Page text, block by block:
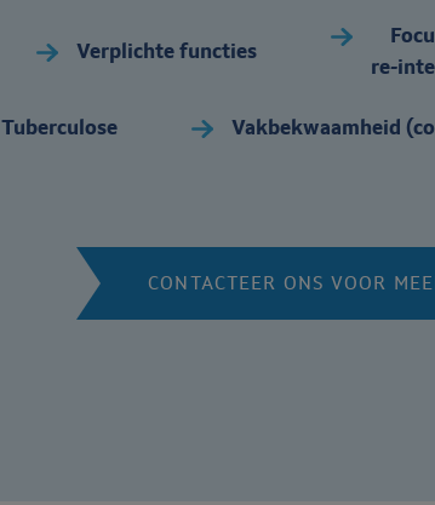
Verplichte functies
re-
Tuberculose Vakbekwaamheid
CONTACTEER ONS VOOR